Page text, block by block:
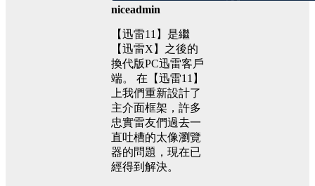
niceadmin
【迅雷11】是繼
【迅雷X】之後的
換代版PC迅雷客戶
端。 在【迅雷11】
上我們重新設計了
主介面框架，許多
忠實雷友們過去一
直吐槽的太像瀏覽
器的問題，現在已
經得到解決。